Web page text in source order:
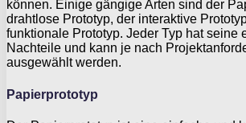
können. Einige gängige Arten sind der
drahtlose Prototyp, der interaktive
funktionale Prototyp. Jeder Typ hat seine
Nachteile und kann je nach
ausgewählt werden.
Papierprototyp